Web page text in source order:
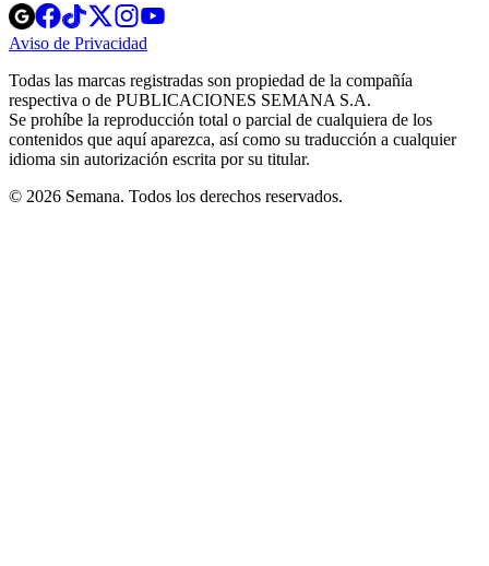
Opens
in
new
Opens
in
new
Opens
in
new
window
Opens
new
windowwindow
Aviso de Privacidad
new
window
Todas las marcas registradas son propiedad de la compañía
respectiva o de PUBLICACIONES SEMANA S.A.
Se prohíbe la reproducción total o parcial de cualquiera de los
contenidos que aquí aparezca, así como su traducción a cualquier
idioma sin autorización escrita por su titular.
© 2026 Semana. Todos los derechos reservados.